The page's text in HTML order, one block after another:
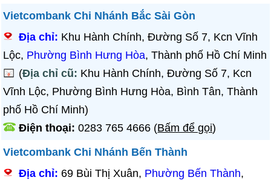
Vietcombank Chi Nhánh Bắc Sài Gòn
Địa chỉ: Khu Hành Chính, Đường Số 7, Kcn Vĩnh
Lộc, Phường Bình Hưng Hòa, Thành phố Hồ Chí Minh
(Địa chỉ cũ: Khu Hành Chính, Đường Số 7, Kcn
Vĩnh Lộc, Phường Bình Hưng Hòa, Bình Tân, Thành
phố Hồ Chí Minh)
Điện thoại:0283 765 4666 (Bấm để gọi)
Vietcombank Chi Nhánh Bến Thành
Địa chỉ: 69 Bùi Thị Xuân, Phường Bến Thành,